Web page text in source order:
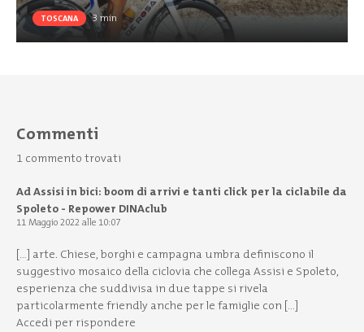
TOSCANA 3 min
Commenti
1 commento trovati
Ad Assisi in bici: boom di arrivi e tanti click per la ciclabile da
Spoleto - Repower DINAclub
11 Maggio 2022 alle 10:07
[…] arte. Chiese, borghi e campagna umbra definiscono il
suggestivo mosaico della ciclovia che collega Assisi e Spoleto,
esperienza che suddivisa in due tappe si rivela
particolarmente friendly anche per le famiglie con […]
Accedi per rispondere